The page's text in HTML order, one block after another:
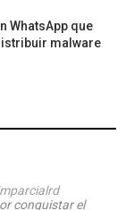
WhatsApp que
malware
conquistar el